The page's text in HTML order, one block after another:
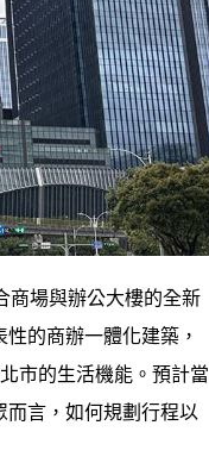
商場與辦公大樓的全新
的商辦一體化建築，
市的生活機能。預計當
而言，如何規劃行程以